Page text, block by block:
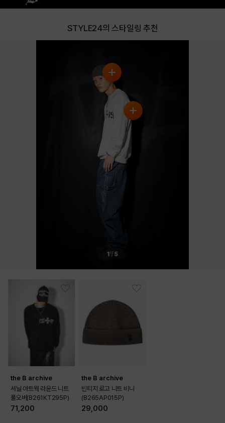
STYLE24의 스타일링 추천
1 / 5
the B archive
셔닐 아트웍 라운드 니트
풀오버(B261KT295P)
71,200
the B archive
빈티지 로고 니트 비니
(B265AP015P)
29,000